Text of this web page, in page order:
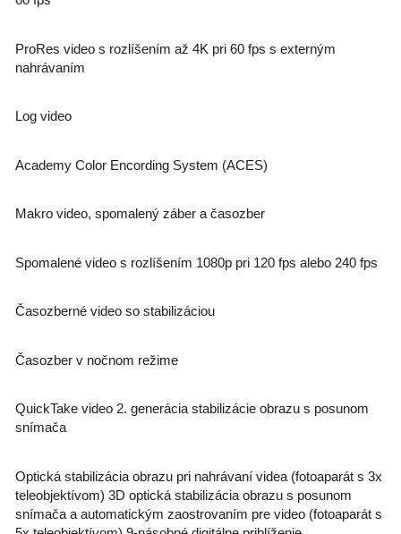
ProRes video s rozlíšením až 4K pri 60 fps s externým
nahrávaním
Log video
Academy Color Encording System (ACES)
Makro video, spomalený záber a časozber
Spomalené video s rozlíšením 1080p pri 120 fps alebo 240 fps
Časozberné video so stabilizáciou
Časozber v nočnom režime
QuickTake video 2. generácia stabilizácie obrazu s posunom
snímača
Optická stabilizácia obrazu pri nahrávaní videa (fotoaparát s 3x
teleobjektívom) 3D optická stabilizácia obrazu s posunom
snímača a automatickým zaostrovaním pre video (fotoaparát s